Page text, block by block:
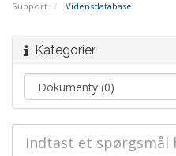
Support Vidensdatabase
Kategorier